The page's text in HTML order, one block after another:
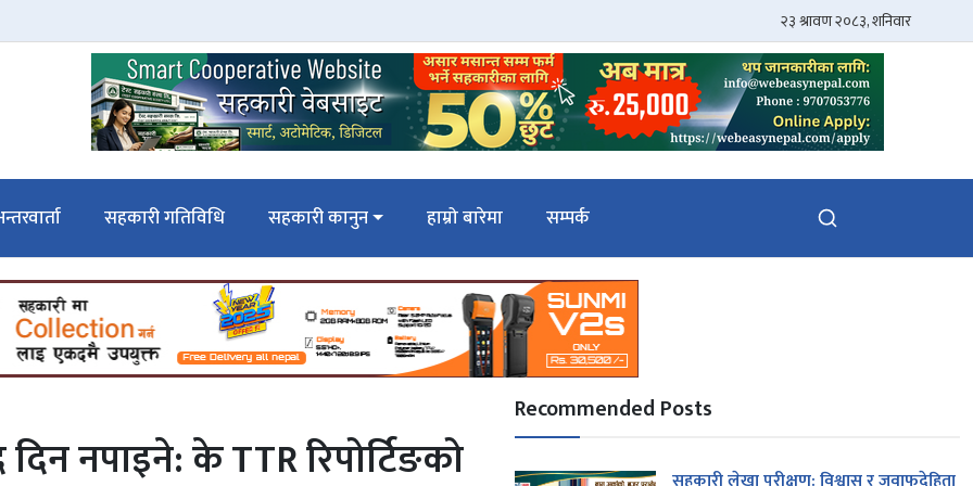
सहकारी गतिविधि सहकारी कानुन हाम्रो बारेमा सम्पर्क
नपाइने: के TTR रिपोर्टिङको
Recommended Posts